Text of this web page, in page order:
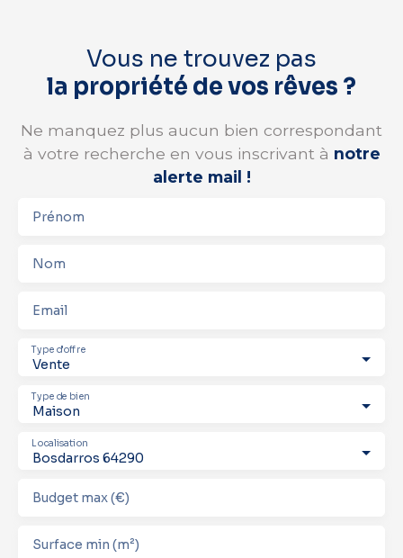
Vous ne trouvez pas
la propriété de vos rêves ?
Ne manquez plus aucun bien correspondant
à votre recherche en vous inscrivant à notre
alerte mail !
Prénom
Nom
Email
Vente
Type d'offre
Maison
Type de bien
Bosdarros 64290
Localisation
Budget max (€)
Surface min (m²)